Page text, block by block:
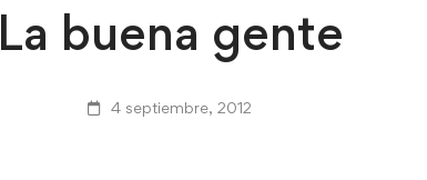
La buena gente
4 septiembre, 2012